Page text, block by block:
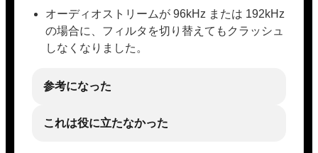
オーディオストリームが 96kHz または 192kHz
の場合に、フィルタを切り替えてもクラッシュ
しなくなりました。
参考になった
これは役に立たなかった